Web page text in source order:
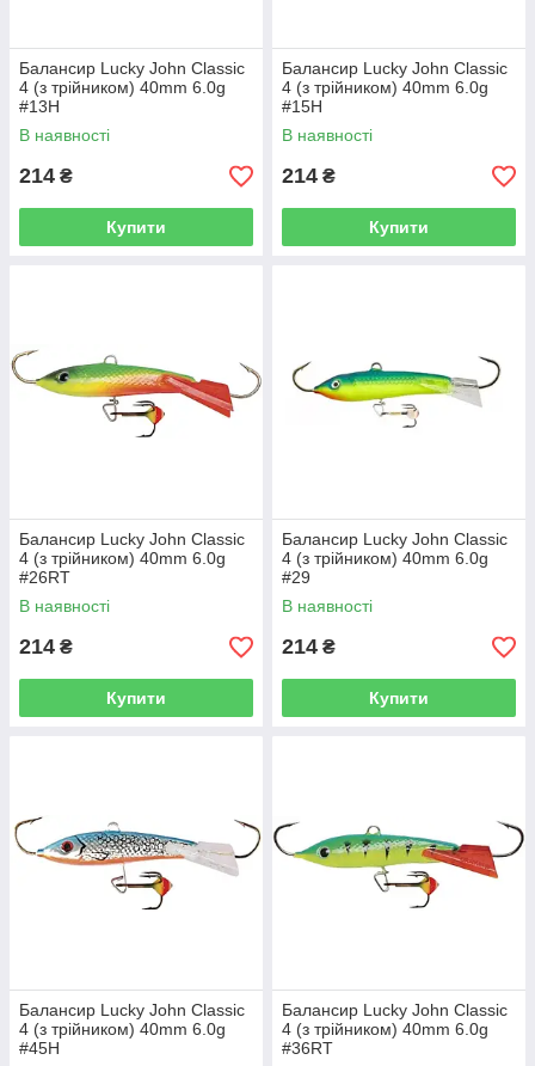
Балансир Lucky John Classic
4 (з трійником) 40mm 6.0g
#13H
В наявності
214 ₴
Купити
Балансир Lucky John Classic
4 (з трійником) 40mm 6.0g
#15H
В наявності
214 ₴
Купити
Балансир Lucky John Classic
4 (з трійником) 40mm 6.0g
#26RT
В наявності
214 ₴
Купити
Балансир Lucky John Classic
4 (з трійником) 40mm 6.0g
#29
В наявності
214 ₴
Купити
Балансир Lucky John Classic
4 (з трійником) 40mm 6.0g
#45H
Балансир Lucky John Classic
4 (з трійником) 40mm 6.0g
#36RT